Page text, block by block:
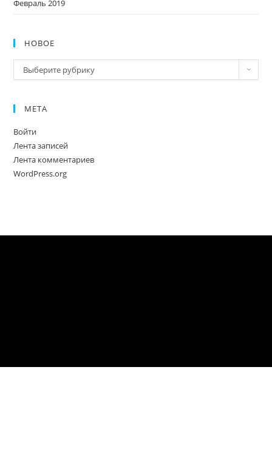
Февраль 2019
НОВОЕ
Новое
Выберите рубрику
МЕТА
Войти
Лента записей
Лента комментариев
WordPress.org